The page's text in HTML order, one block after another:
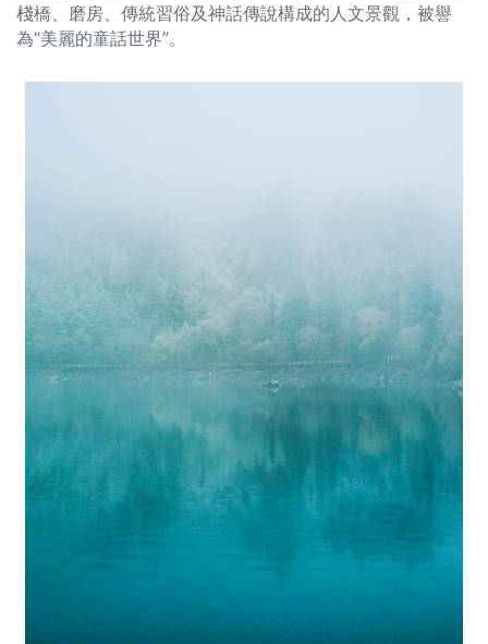
棧橋、磨房、傳統習俗及神話傳說構成的人文景觀，被譽
為“美麗的童話世界”。